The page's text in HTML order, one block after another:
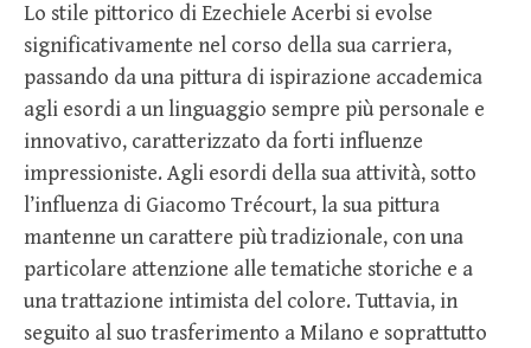
Lo stile pittorico di Ezechiele Acerbi si evolse
significativamente nel corso della sua carriera,
passando da una pittura di ispirazione accademica
agli esordi a un linguaggio sempre più personale e
innovativo, caratterizzato da forti influenze
impressioniste. Agli esordi della sua attività, sotto
l’influenza di Giacomo Trécourt, la sua pittura
mantenne un carattere più tradizionale, con una
particolare attenzione alle tematiche storiche e a
una trattazione intimista del colore. Tuttavia, in
seguito al suo trasferimento a Milano e soprattutto